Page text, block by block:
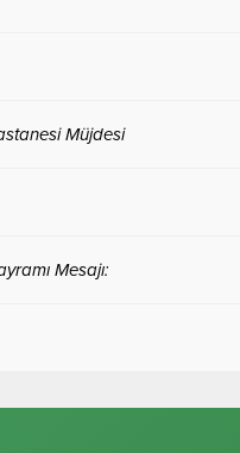
Müjdesi
Mesajı: